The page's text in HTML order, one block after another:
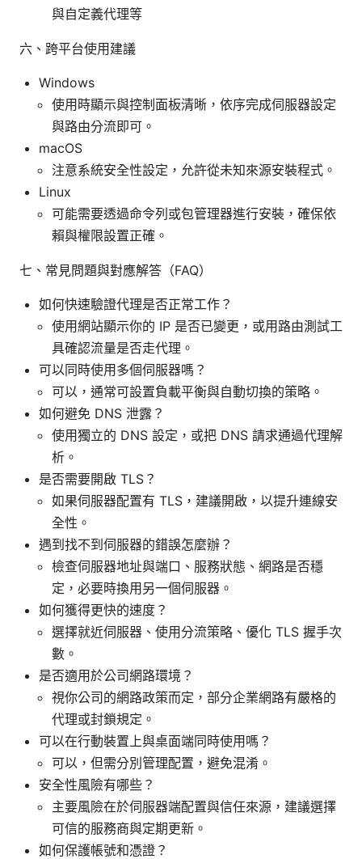
與自定義代理等
六、跨平台使用建議
Windows
使用時顯示與控制面板清晰，依序完成伺服器設定
與路由分流即可。
macOS
注意系統安全性設定，允許從未知來源安裝程式。
Linux
可能需要透過命令列或包管理器進行安裝，確保依
賴與權限設置正確。
七、常見問題與對應解答（FAQ）
如何快速驗證代理是否正常工作？
使用網站顯示你的 IP 是否已變更，或用路由測試工
具確認流量是否走代理。
可以同時使用多個伺服器嗎？
可以，通常可設置負載平衡與自動切換的策略。
如何避免 DNS 泄露？
使用獨立的 DNS 設定，或把 DNS 請求通過代理解
析。
是否需要開啟 TLS？
如果伺服器配置有 TLS，建議開啟，以提升連線安
全性。
遇到找不到伺服器的錯誤怎麼辦？
檢查伺服器地址與端口、服務狀態、網路是否穩
定，必要時換用另一個伺服器。
如何獲得更快的速度？
選擇就近伺服器、使用分流策略、優化 TLS 握手次
數。
是否適用於公司網路環境？
視你公司的網路政策而定，部分企業網路有嚴格的
代理或封鎖規定。
可以在行動裝置上與桌面端同時使用嗎？
可以，但需分別管理配置，避免混淆。
安全性風險有哪些？
主要風險在於伺服器端配置與信任來源，建議選擇
可信的服務商與定期更新。
如何保護帳號和憑證？